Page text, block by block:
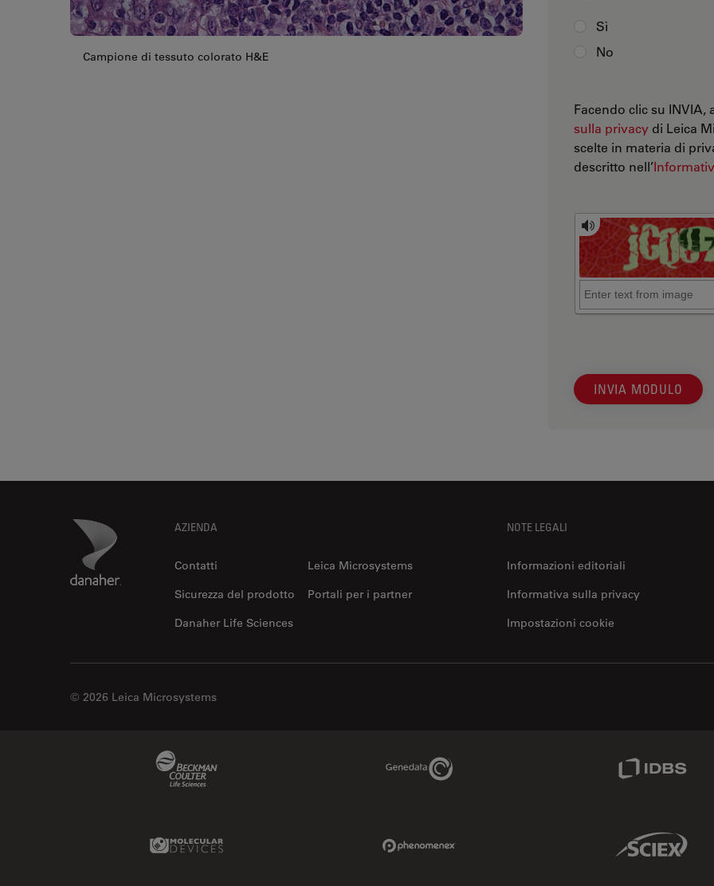
Campione di tessuto colorato H&E
Sì
No
Facendo clic su INVIA,
sulla privacy di Leica
scelte in materia di
descritto nell’
INVIA MODULO
Danaher Logo AZIENDA
Contatti
Leica Microsystems
Sicurezza del prodotto
Portali per i partner
Danaher Life Sciences
NOTE LEGALI
Informazioni editoriali
Informativa sulla privacy
Impostazioni cookie
© 2026 Leica Microsystems
Genedata Link
Molecular Devices Link Sciex Link